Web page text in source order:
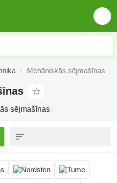
Mehāniskās sējmašīnas
sējmašīnas